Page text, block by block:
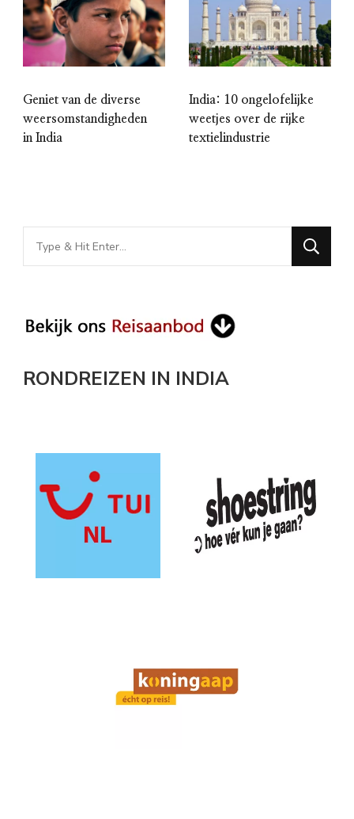
Geniet van de diverse
weersomstandigheden
in India
India: 10 ongelofelijke
weetjes over de rijke
textielindustrie
Looking
for
RONDREIZEN IN INDIA